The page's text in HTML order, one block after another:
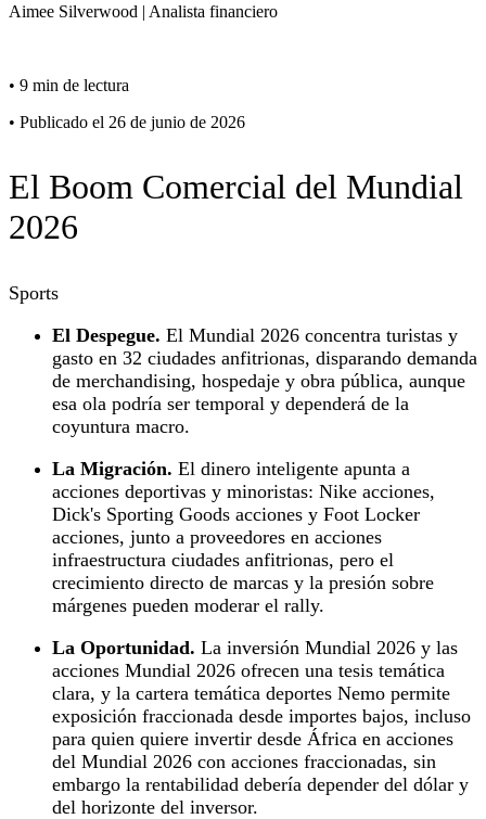
Aimee Silverwood | Analista financiero
• 9 min de lectura
• Publicado el 26 de junio de 2026
El Boom Comercial del Mundial
2026
Sports
El Despegue. El Mundial 2026 concentra turistas y
gasto en 32 ciudades anfitrionas, disparando demanda
de merchandising, hospedaje y obra pública, aunque
esa ola podría ser temporal y dependerá de la
coyuntura macro.
La Migración. El dinero inteligente apunta a
acciones deportivas y minoristas: Nike acciones,
Dick's Sporting Goods acciones y Foot Locker
acciones, junto a proveedores en acciones
infraestructura ciudades anfitrionas, pero el
crecimiento directo de marcas y la presión sobre
márgenes pueden moderar el rally.
La Oportunidad. La inversión Mundial 2026 y las
acciones Mundial 2026 ofrecen una tesis temática
clara, y la cartera temática deportes Nemo permite
exposición fraccionada desde importes bajos, incluso
para quien quiere invertir desde África en acciones
del Mundial 2026 con acciones fraccionadas, sin
embargo la rentabilidad debería depender del dólar y
del horizonte del inversor.